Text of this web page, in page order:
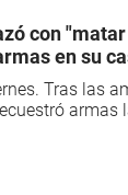
con
en su
Tras las
armas